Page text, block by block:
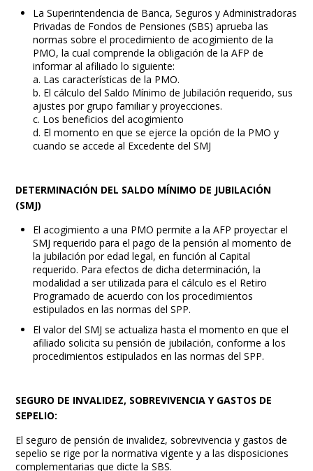
La Superintendencia de Banca, Seguros y Administradoras
Privadas de Fondos de Pensiones (SBS) aprueba las
normas sobre el procedimiento de acogimiento de la
PMO, la cual comprende la obligación de la AFP de
informar al afiliado lo siguiente:
a. Las características de la PMO.
b. El cálculo del Saldo Mínimo de Jubilación requerido, sus
ajustes por grupo familiar y proyecciones.
c. Los beneficios del acogimiento
d. El momento en que se ejerce la opción de la PMO y
cuando se accede al Excedente del SMJ
DETERMINACIÓN DEL SALDO MÍNIMO DE JUBILACIÓN
(SMJ)
El acogimiento a una PMO permite a la AFP proyectar el
SMJ requerido para el pago de la pensión al momento de
la jubilación por edad legal, en función al Capital
requerido. Para efectos de dicha determinación, la
modalidad a ser utilizada para el cálculo es el Retiro
Programado de acuerdo con los procedimientos
estipulados en las normas del SPP.
El valor del SMJ se actualiza hasta el momento en que el
afiliado solicita su pensión de jubilación, conforme a los
procedimientos estipulados en las normas del SPP.
SEGURO DE INVALIDEZ, SOBREVIVENCIA Y GASTOS DE
SEPELIO:
El seguro de pensión de invalidez, sobrevivencia y gastos de
sepelio se rige por la normativa vigente y a las disposiciones
complementarias que dicte la SBS.